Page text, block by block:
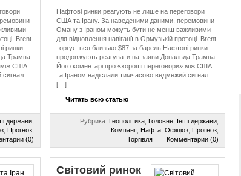
Brent
ринки
Трампа.
між США
держави,
, Прогноз,
(0)
Нафтові ринки реагують не лише на переговори
США та Ірану. За наведеними даними, перемовини
Оману з Іраном можуть бути не менш важливими
для відновлення навігації в Ормузькій протоці. Brent
торгується близько $87 за барель Нафтові ринки
продовжують реагувати на заяви Дональда Трампа.
Його коментарі про «хороші переговори» між США
та Іраном надіслали тимчасово ведмежий сигнал.
[…]
Читать всю статью
Рубрика: Геополітика, Головне, Інші держави,
Компанії, Нафта, Офіціоз, Прогноз,
Торгівля
Комментарии (0)
Світовий ринок